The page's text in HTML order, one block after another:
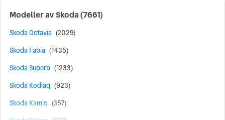
Modeller avSkoda(7661)
Skoda Octavia (2029)
Skoda Fabia (1435)
Skoda Superb (1233)
Skoda Kodiaq (923)
Skoda Kamiq (357)